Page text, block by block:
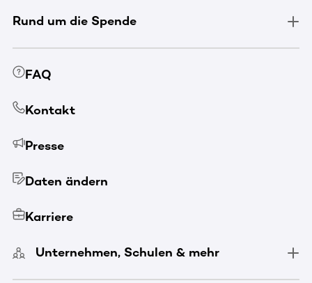
Rund um die Spende
FAQ
Kontakt
Presse
Daten ändern
Karriere
Unternehmen, Schulen & mehr